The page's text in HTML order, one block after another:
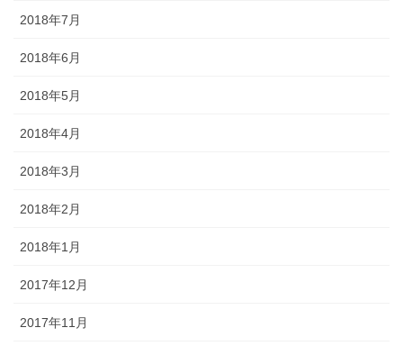
2018年7月
2018年6月
2018年5月
2018年4月
2018年3月
2018年2月
2018年1月
2017年12月
2017年11月